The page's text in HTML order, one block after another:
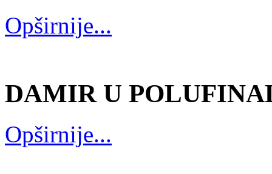
Opširnije...
DAMIR U
Opširnije...